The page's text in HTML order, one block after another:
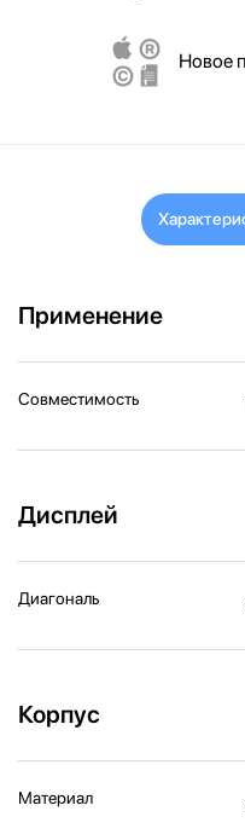
Новое
Применение
Совместимость
Дисплей
Диагональ
Корпус
Материал